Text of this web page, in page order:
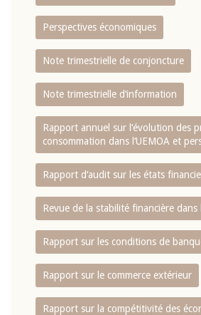
Perspectives économiques
Note trimestrielle de conjoncture
Note trimestrielle d‘information
Rapport annuel sur l‘évolution des
consommation dans l‘UEMOA et
Rapport d‘audit sur les états
Revue de la stabilité financière dans
Rapport sur les conditions de
Rapport sur le commerce extérieur
Rapport sur la compétitivité des